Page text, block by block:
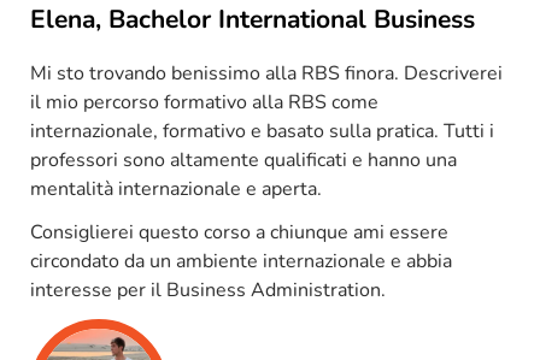
Elena, Bachelor International Business
Mi sto trovando benissimo alla RBS finora. Descriverei
il mio percorso formativo alla RBS come
internazionale, formativo e basato sulla pratica. Tutti i
professori sono altamente qualificati e hanno una
mentalità internazionale e aperta.
Consiglierei questo corso a chiunque ami essere
circondato da un ambiente internazionale e abbia
interesse per il Business Administration.